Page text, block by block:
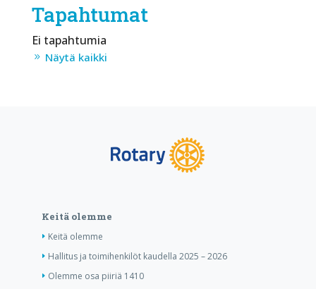
Tapahtumat
Ei tapahtumia
Näytä kaikki
Keitä olemme
Keitä olemme
Hallitus ja toimihenkilöt kaudella 2025 – 2026
Olemme osa piiriä 1410